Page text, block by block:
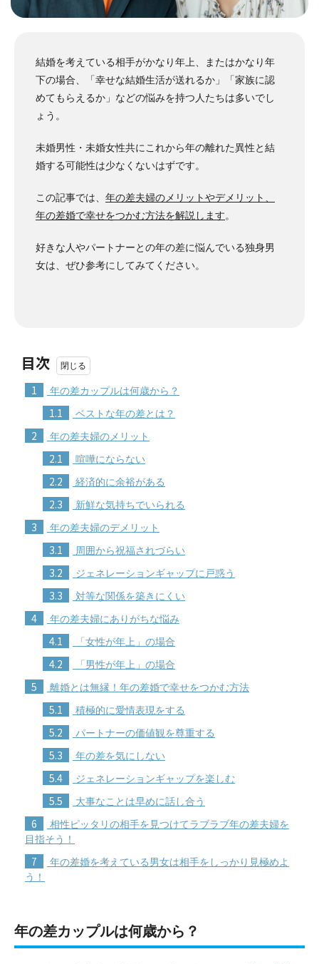
結婚を考えている相手がかなり年上、またはかなり年
下の場合、「幸せな結婚生活が送れるか」「家族に認
めてもらえるか」などの悩みを持つ人たちは多いでし
ょう。
未婚男性・未婚女性共にこれから年の離れた異性と結
婚する可能性は少なくないはずです。
この記事では、 年の差夫婦のメリットやデメリット、
年の差婚で幸せをつかむ方法を解説します。
好きな人やパートナーとの年の差に悩んでいる独身男
女は、ぜひ参考にしてみてください。
目次
1 年の差カップルは何歳から？
1.1 ベストな年の差とは？
2 年の差夫婦のメリット
2.1 喧嘩にならない
2.2 経済的に余裕がある
2.3 新鮮な気持ちでいられる
3 年の差夫婦のデメリット
3.1 周囲から祝福されづらい
3.2 ジェネレーションギャップに戸惑う
3.3 対等な関係を築きにくい
4 年の差夫婦にありがちな悩み
4.1 「女性が年上」の場合
4.2 「男性が年上」の場合
5 離婚とは無縁！年の差婚で幸せをつかむ方法
5.1 積極的に愛情表現をする
5.2 パートナーの価値観を尊重する
5.3 年の差を気にしない
5.4 ジェネレーションギャップを楽しむ
5.5 大事なことは早めに話し合う
6
相性ピッタリの相手を見つけてラブラブ年の差夫婦を
目指そう！
7
年の差婚を考えている男女は相手をしっかり見極めよ
う！
年の差カップルは何歳から？